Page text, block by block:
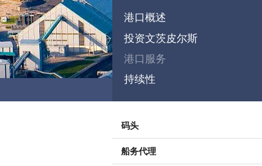
港口概述
投资文茨皮尔斯
港口服务
持续性
码头
船务代理